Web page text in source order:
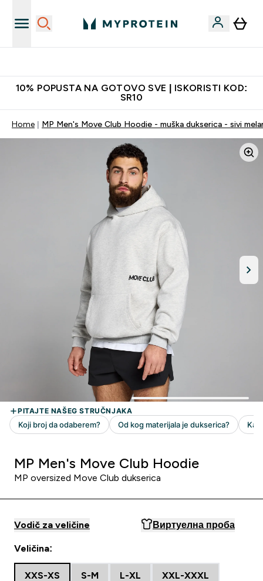
10% POPUSTA NA GOTOVO SVE | ISKORISTI KOD:
SR10
Home MP Men's Move Club Hoodie - muška dukserica - sivi
MP Men's Move Club Hoodie
MP oversized Move Club dukserica
Vodič za veličine Виртуелна проба
Veličina:
XXS-XS S-M L-XL XXL-XXXL